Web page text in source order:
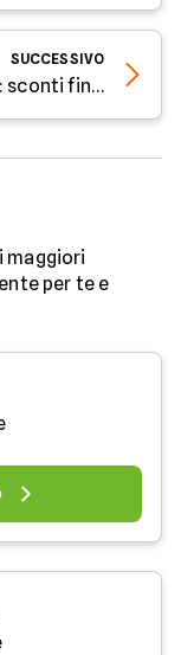
SUCCESSIVO
Offerta Optima Super Casa Smart: sconti fino a 280€ in bolletta
maggiori
per te e